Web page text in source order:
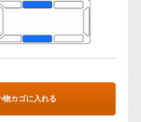
物カゴに入れる